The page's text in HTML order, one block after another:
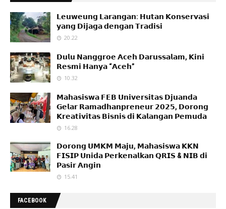
𝗟𝗲𝘂𝘄𝗲𝘂𝗻𝗴 𝗟𝗮𝗿𝗮𝗻𝗴𝗮𝗻: 𝗛𝘂𝘁𝗮𝗻 𝗞𝗼𝗻𝘀𝗲𝗿𝘃𝗮𝘀𝗶
𝘆𝗮𝗻𝗴 𝗗𝗶𝗷𝗮𝗴𝗮 𝗱𝗲𝗻𝗴𝗮𝗻 𝗧𝗿𝗮𝗱𝗶𝘀𝗶
20.22
𝗗𝘂𝗹𝘂 𝗡𝗮𝗻𝗴𝗴𝗿𝗼𝗲 𝗔𝗰𝗲𝗵 𝗗𝗮𝗿𝘂𝘀𝘀𝗮𝗹𝗮𝗺, 𝗞𝗶𝗻𝗶
𝗥𝗲𝘀𝗺𝗶 𝗛𝗮𝗻𝘆𝗮 “𝗔𝗰𝗲𝗵”
10.32
𝗠𝗮𝗵𝗮𝘀𝗶𝘀𝘄𝗮 𝗙𝗘𝗕 𝗨𝗻𝗶𝘃𝗲𝗿𝘀𝗶𝘁𝗮𝘀 𝗗𝗷𝘂𝗮𝗻𝗱𝗮
𝗚𝗲𝗹𝗮𝗿 𝗥𝗮𝗺𝗮𝗱𝗵𝗮𝗻𝗽𝗿𝗲𝗻𝗲𝘂𝗿 𝟮𝟬𝟮𝟱, 𝗗𝗼𝗿𝗼𝗻𝗴
𝗞𝗿𝗲𝗮𝘁𝗶𝘃𝗶𝘁𝗮𝘀 𝗕𝗶𝘀𝗻𝗶𝘀 𝗱𝗶 𝗞𝗮𝗹𝗮𝗻𝗴𝗮𝗻 𝗣𝗲𝗺𝘂𝗱𝗮
16.28
𝗗𝗼𝗿𝗼𝗻𝗴 𝗨𝗠𝗞𝗠 𝗠𝗮𝗷𝘂, 𝗠𝗮𝗵𝗮𝘀𝗶𝘀𝘄𝗮 𝗞𝗞𝗡
𝗙𝗜𝗦𝗜𝗣 𝗨𝗻𝗶𝗱𝗮 𝗣𝗲𝗿𝗸𝗲𝗻𝗮𝗹𝗸𝗮𝗻 𝗤𝗥𝗜𝗦 & 𝗡𝗜𝗕 𝗱𝗶
𝗣𝗮𝘀𝗶𝗿 𝗔𝗻𝗴𝗶𝗻
15.41
FACEBOOK